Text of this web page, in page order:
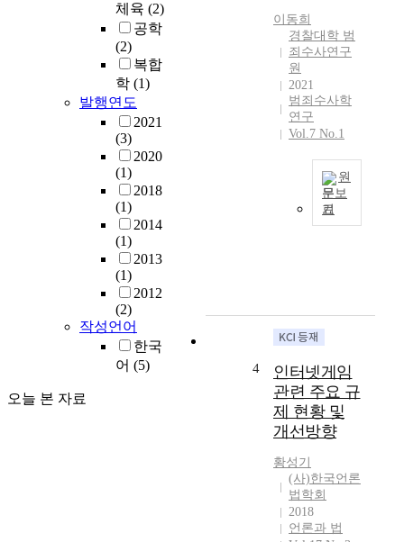
체육 (2)
공학
(2)
복합
학 (1)
발행연도
2021
(3)
2020
(1)
2018
(1)
2014
(1)
2013
(1)
2012
(2)
작성언어
한국
어 (5)
오늘 본 자료
p
이동희
경찰대학 범
죄수사연구
원
2021
범죄수사학
연구
Vol.7 No.1
원
문보
기
4
인터넷게임
관련 주요 규
제 현황 및
개선방향
황성기
(사)한국언론
법학회
2018
언론과 법